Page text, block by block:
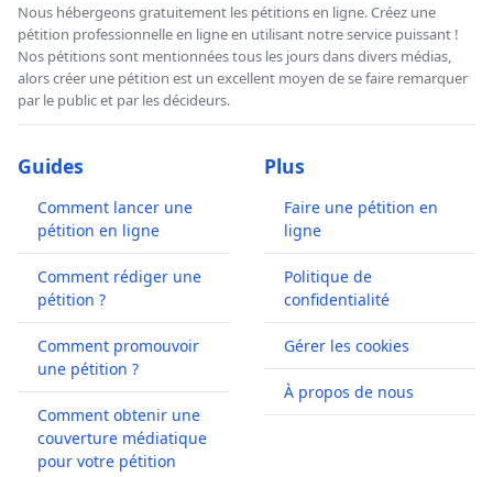
Nous hébergeons gratuitement les pétitions en ligne. Créez une
pétition professionnelle en ligne en utilisant notre service puissant !
Nos pétitions sont mentionnées tous les jours dans divers médias,
alors créer une pétition est un excellent moyen de se faire remarquer
par le public et par les décideurs.
Guides
Comment lancer une
pétition en ligne
Comment rédiger une
pétition ?
Comment promouvoir
une pétition ?
Comment obtenir une
couverture médiatique
pour votre pétition
Plus
Faire une pétition en
ligne
Politique de
confidentialité
Gérer les cookies
À propos de nous